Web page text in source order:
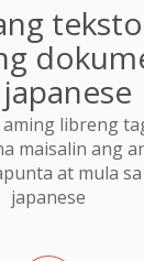
libreng
maisalin ang
at mula
japanese